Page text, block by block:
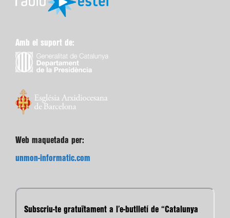
Amb el suport de:
Web maquetada per:
unmon-informatic.com
Subscriu-te gratuïtament a l’e-butlletí de “Catalunya